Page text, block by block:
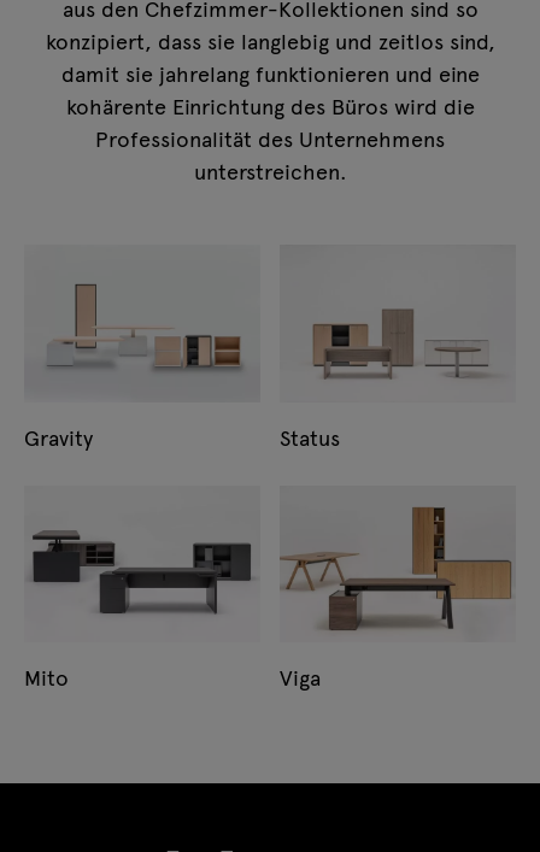
aus den Chefzimmer-Kollektionen sind so
konzipiert, dass sie langlebig und zeitlos sind,
damit sie jahrelang funktionieren und eine
kohärente Einrichtung des Büros wird die
Professionalität des Unternehmens
unterstreichen.
Gravity Status
Mito Viga